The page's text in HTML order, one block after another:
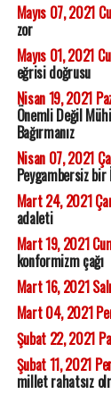
Mayıs 07, 2021
zor
Mayıs 01, 2021
eğrisi doğrusu
Nisan 19, 2021
Önemli Değil
Bağırmanız
Nisan 07, 2021
Peygambersiz bir
Mart 24, 2021
adaleti
Mart 19, 2021
konformizm çağı
Mart 16, 2021 Salı
Mart 04, 2021
Şubat 22, 2021
Şubat 11, 2021
millet rahatsız